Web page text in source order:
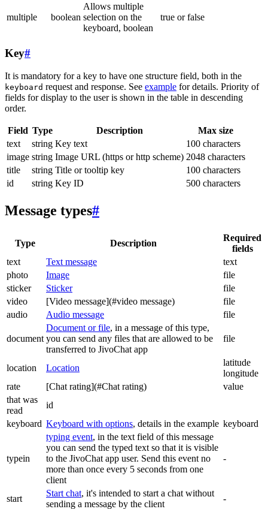
multiple boolean
Allows multiple
selection on the
keyboard, boolean
true or false
Key#
It is mandatory for a key to have one structure field, both in the
keyboard request and response. See example for details. Priority of
fields for display to the user is shown in the table in descending
order.
Field Type Description
Max size
text
string Key text
100 characters
image string Image URL (https or http scheme) 2048 characters
title
string Title or tooltip key
100 characters
id
string Key ID 500 characters
Message types#
Type Description
Required
fields
text
Text message
text
photo
Image
file
sticker
Sticker
file
video
[Video message](#video message)
file
audio
Audio message file
document
Document or file, in a message of this type,
you can send any files that are allowed to be
transferred to JivoChat app
file
location Location
latitude
longitude
rate
[Chat rating](#Chat rating)
value
that was
read
id
keyboard Keyboard with options, details in the example keyboard
typein
typing event, in the text field of this message
you can send the typed text so that it is visible
to the JivoChat app user. Send this event no
more than once every 5 seconds from one
client
-
start
Start chat, it's intended to start a chat without
sending a message by the client
-